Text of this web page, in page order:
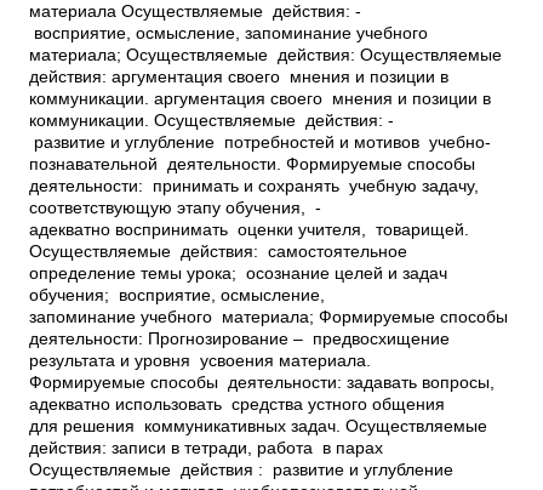
материала Осуществляемые действия: ­
восприятие, осмысление, запоминание учебного
материала; Осуществляемые действия: Осуществляемые
действия: ­аргументация своего мнения и позиции в
коммуникации. ­аргументация своего мнения и позиции в
коммуникации. Осуществляемые действия: ­
развитие и углубление потребностей и мотивов учебно­
познавательной деятельности. Формируемые способы
деятельности: ­ принимать и сохранять учебную задачу,
соответствующую этапу обучения, ­
адекватно воспринимать оценки учителя, товарищей.
Осуществляемые действия: ­ самостоятельное
определение темы урока; ­ осознание целей и задач
обучения; ­ восприятие, осмысление,
запоминание учебного материала; Формируемые способы
деятельности: ­Прогнозирование – предвосхищение
результата и уровня усвоения материала.
Формируемые способы деятельности: ­задавать вопросы,
адекватно использовать средства устного общения
для решения коммуникативных задач. Осуществляемые
действия: ­записи в тетради, работа в парах
Осуществляемые действия : ­ развитие и углубление